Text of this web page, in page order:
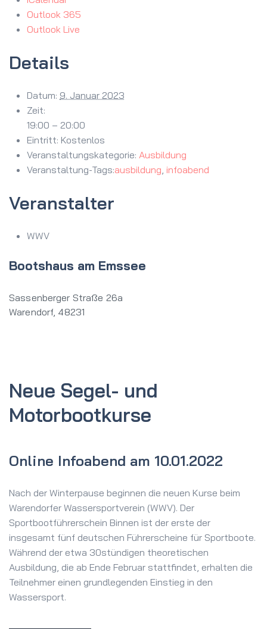
Outlook 365
Outlook Live
Details
Datum: 9. Januar 2023
Zeit:
19:00 – 20:00
Eintritt: Kostenlos
Veranstaltungskategorie: Ausbildung
Veranstaltung-Tags:ausbildung, infoabend
Veranstalter
WWV
Bootshaus am Emssee
Sassenberger Straße 26a
Warendorf, 48231
Neue Segel- und
Motorboot­kurse
Online Infoabend am 10.01.2022
Nach der Winterpause beginnen die neuen Kurse beim
Warendorfer Wassersportverein (WWV). Der
Sportbootführerschein Binnen ist der erste der
insgesamt fünf deutschen Führerscheine für Sportboote.
Während der etwa 30stündigen theoretischen
Ausbildung, die ab Ende Februar stattfindet, erhalten die
Teilnehmer einen grundlegenden Einstieg in den
Wassersport.